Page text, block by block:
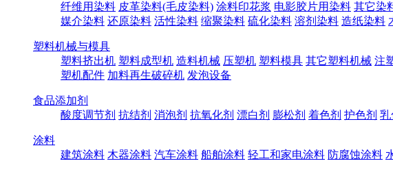
纤维用染料 皮革染料(毛皮染料) 涂料印花浆 电影胶片用染料 其它染
媒介染料 还原染料 活性染料 缩聚染料 硫化染料 溶剂染料 造纸染料
塑料机械与模具
塑料挤出机 塑料成型机 造料机械 压塑机 塑料模具 其它塑料机械 注
塑机配件 加料再生破碎机 发泡设备
食品添加剂
酸度调节剂 抗结剂 消泡剂 抗氧化剂 漂白剂 膨松剂 着色剂 护色剂 乳
涂料
建筑涂料 木器涂料 汽车涂料 船舶涂料 轻工和家电涂料 防腐蚀涂料